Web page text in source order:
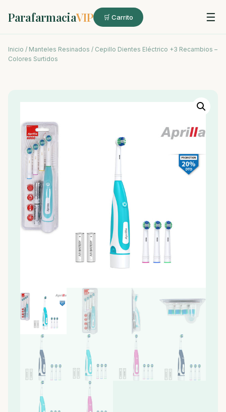
ParafarmaciaVIP 🛒 Carrito ☰
Inicio / Manteles Resinados / Cepillo Dientes Eléctrico +3 Recambios –
Colores Surtidos